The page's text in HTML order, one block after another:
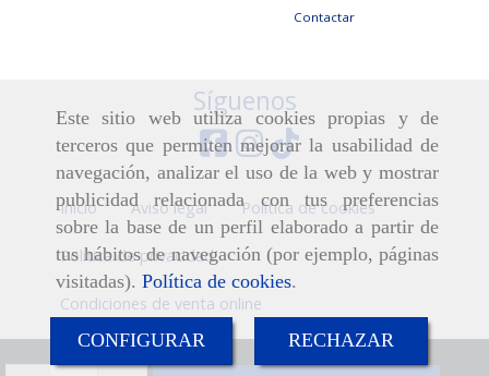
Este sitio web utiliza cookies propias y de
terceros que permiten mejorar la usabilidad de
navegación, analizar el uso de la web y mostrar
publicidad relacionada con tus preferencias
sobre la base de un perfil elaborado a partir de
tus hábitos de navegación (por ejemplo, páginas
visitadas). Política de cookies.
CONFIGURAR RECHAZAR
Contactar
Síguenos
Inicio Aviso legal Política de cookies
Política de privacidad
Condiciones de venta online